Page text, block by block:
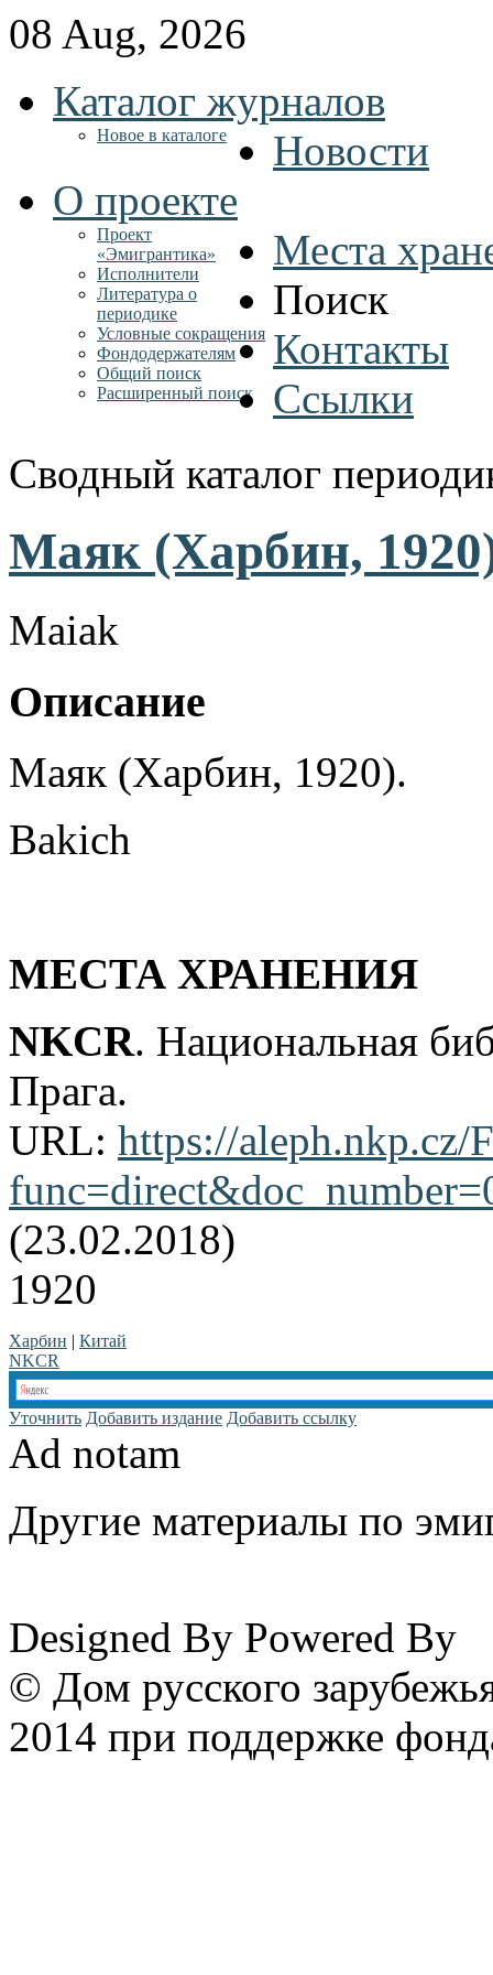
08 Aug, 2026
Каталог журналов
Новое в каталоге
Новости
О проекте
Проект
«Эмигрантика»
Исполнители
Литература о
периодике
Условные сокращения
Фондодержателям
Места
Поиск
Общий поиск
Расширенный поиск
Контакты
Ссылки
Сводный каталог
Маяк (Харбин,
Maiak
Описание
Маяк (Харбин, 1920).
Bakich
МЕСТА ХРАНЕНИЯ
NKCR. Национальная
Прага.
URL: https://aleph.nkp.cz/
(23.02.2018)
1920
Харбин | Китай
NKCR
Уточнить Добавить издание Добавить ссылку
Ad notam
Другие материалы по
Designed By Powered By
© Дом русского
2014 при поддержке